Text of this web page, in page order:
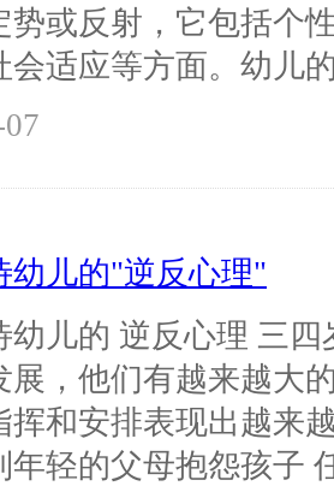
势或反射，它包括个
会适应等方面。幼儿
幼儿的"逆反心理"
幼儿的 逆反心理 三
展，他们有越来越大
挥和安排表现出越来
年轻的父母抱怨孩子